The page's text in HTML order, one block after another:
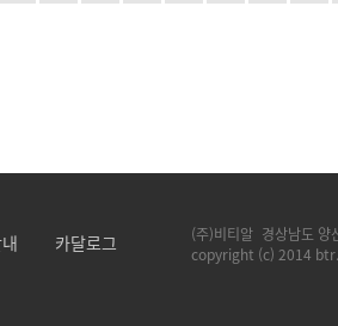
카달로그 (주)비티알 경상남도 양
copyright (c) 2014